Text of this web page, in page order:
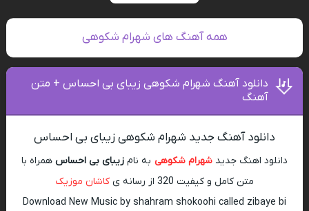
همه آهنگ های شهرام شکوهی
دانلود آهنگ شهرام شکوهی زیبای بی احساس + متن
آهنگ
دانلود آهنگ جدید شهرام شکوهی زیبای بی احساس
دانلود اهنگ جدید شهرام شکوهی به نام زیبای بی احساس همراه با
متن کامل و کیفیت 320 از رسانه ی
کاشان موزیک
Download New Music by shahram shokoohi called zibaye bi